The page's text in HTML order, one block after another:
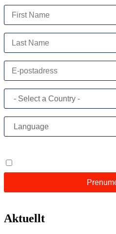
Aktuellt